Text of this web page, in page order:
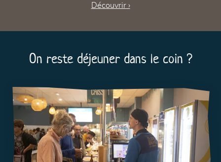
Découvrir›
On reste déjeuner dans le coin ?